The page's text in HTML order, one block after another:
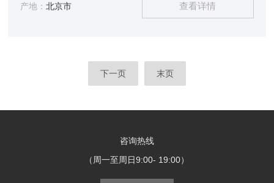
硬度检验以及压缩应力的测试。
产地：北京市 查看详情
下一页 末页
咨询热线
（周一至周日9:00- 19:00）